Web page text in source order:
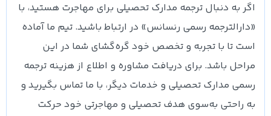
اگر به دنبال ترجمه مدارک تحصیلی برای مهاجرت هستید، با
«دارالترجمه رسمی رنسانس» در ارتباط باشید. تیم ما آماده
است تا با تجربه و تخصص خود گره‌گشای شما در این
مراحل باشد. برای دریافت مشاوره و اطلاع از هزینه ترجمه
رسمی مدارک تحصیلی و خدمات دیگر، با ما تماس بگیرید و
به راحتی به‌سوی هدف تحصیلی و مهاجرتی خود حرکت